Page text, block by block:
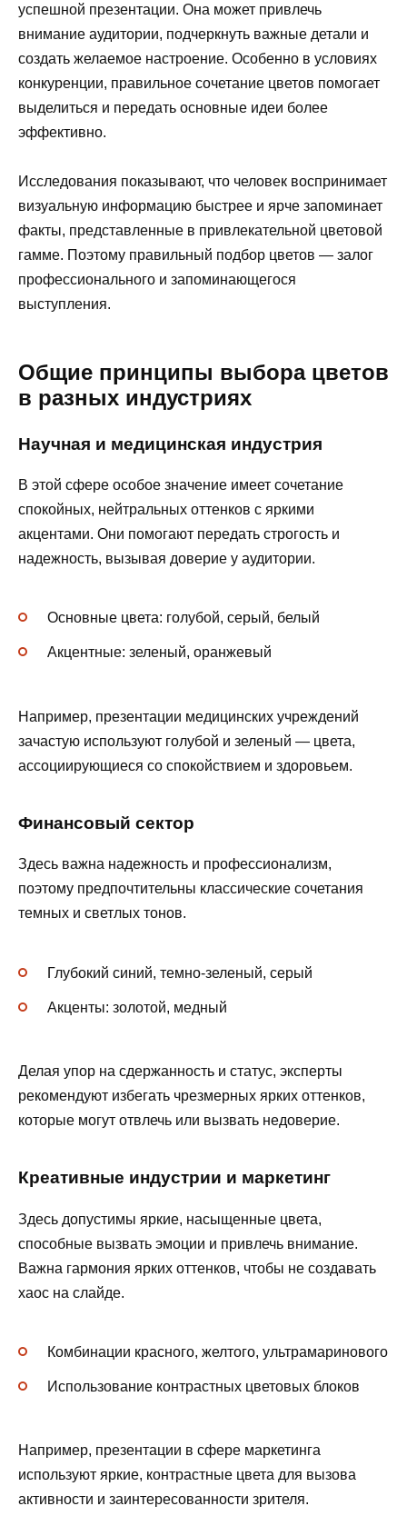
успешной презентации. Она может привлечь
внимание аудитории, подчеркнуть важные детали и
создать желаемое настроение. Особенно в условиях
конкуренции, правильное сочетание цветов помогает
выделиться и передать основные идеи более
эффективно.
Исследования показывают, что человек воспринимает
визуальную информацию быстрее и ярче запоминает
факты, представленные в привлекательной цветовой
гамме. Поэтому правильный подбор цветов — залог
профессионального и запоминающегося
выступления.
Общие принципы выбора цветов
в разных индустриях
Научная и медицинская индустрия
В этой сфере особое значение имеет сочетание
спокойных, нейтральных оттенков с яркими
акцентами. Они помогают передать строгость и
надежность, вызывая доверие у аудитории.
Основные цвета: голубой, серый, белый
Акцентные: зеленый, оранжевый
Например, презентации медицинских учреждений
зачастую используют голубой и зеленый — цвета,
ассоциирующиеся со спокойствием и здоровьем.
Финансовый сектор
Здесь важна надежность и профессионализм,
поэтому предпочтительны классические сочетания
темных и светлых тонов.
Глубокий синий, темно-зеленый, серый
Акценты: золотой, медный
Делая упор на сдержанность и статус, эксперты
рекомендуют избегать чрезмерных ярких оттенков,
которые могут отвлечь или вызвать недоверие.
Креативные индустрии и маркетинг
Здесь допустимы яркие, насыщенные цвета,
способные вызвать эмоции и привлечь внимание.
Важна гармония ярких оттенков, чтобы не создавать
хаос на слайде.
Комбинации красного, желтого, ультрамаринового
Использование контрастных цветовых блоков
Например, презентации в сфере маркетинга
используют яркие, контрастные цвета для вызова
активности и заинтересованности зрителя.